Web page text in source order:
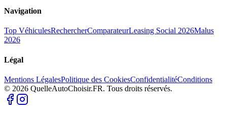
Navigation
Top VéhiculesRechercherComparateurLeasing Social 2026Malus
2026
Légal
Mentions LégalesPolitique des CookiesConfidentialitéConditions
© 2026 QuelleAutoChoisir.FR. Tous droits réservés.